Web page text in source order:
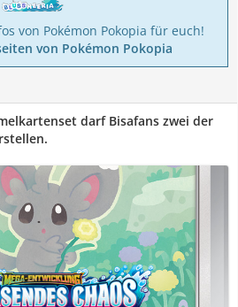
von Pokémon Pokopia für euch!
von Pokémon Pokopia
darf Bisafans zwei der